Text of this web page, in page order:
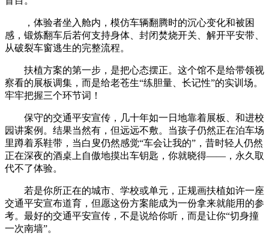
，体验者坐入舱内，模仿车辆翻腾时的沉心变化和被困
感，锻炼翻车后若何支持身体、封闭焚烧开关、解开平安带、
从破裂车窗逃生的完整流程。
扶植方案的第一步，是把心态摆正。这个馆不是给带领视
察看的展板调集，而是给老苍生“练胆量、长记性”的实训场。
牢牢把握三个环节词！
保守的交通平安宣传，几十年如一日地靠着展板、和进校
园讲案例。结果当然有，但远远不敷。当孩子仍然正在泊车场
里蹲着系鞋带，当白叟仍然感觉“车会让我的”，昔时轻人仍然
正在深夜的酒桌上自傲地摸出车钥匙，你就晓得——，永久取
代不了体验。
若是你所正在的城市、学校或单元，正规画扶植如许一座
交通平安宣布道育，但愿这份方案能成为一份拿来就能用的参
考。最好的交通平安宣传，不是说给你听，而是让你“切身撞
一次南墙”。